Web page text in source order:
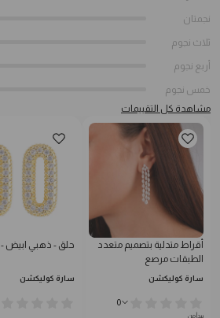
نجمتان
ثلاث نجوم
أربع نجوم
خمس نجوم
مشاهدة كل التقييمات
أقراط متدلية بتصميم متعدد
الطبقات مرصع
سارة كوليكشن
0
يبدأ من
حلق - ذهبي ابيض - 0
سارة كوليكشن